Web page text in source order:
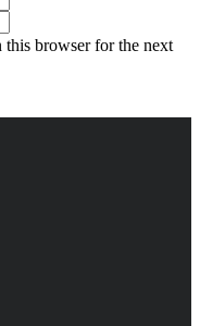
this browser for the next